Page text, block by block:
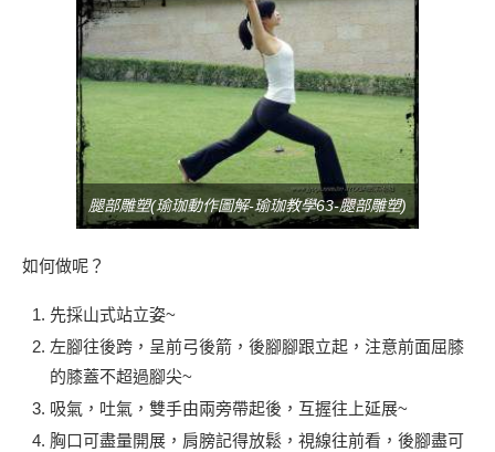
腿部雕塑(瑜珈動作圖解-瑜珈教學63-腿部雕塑)
如何做呢？
先採山式站立姿~
左腳往後跨，呈前弓後箭，後腳腳跟立起，注意前面屈膝
的膝蓋不超過腳尖~
吸氣，吐氣，雙手由兩旁帶起後，互握往上延展~
胸口可盡量開展，肩膀記得放鬆，視線往前看，後腳盡可